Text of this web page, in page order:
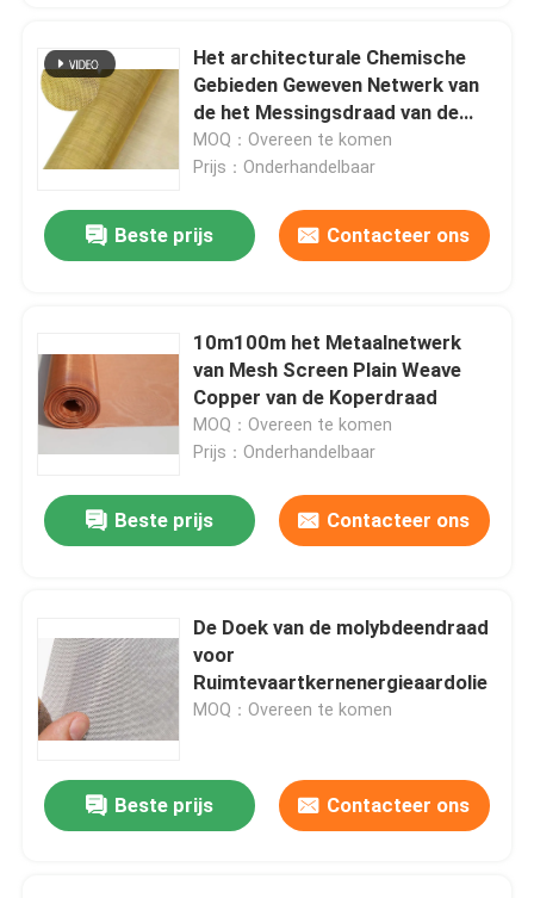
Het architecturale Chemische
Gebieden Geweven Netwerk van
de het Messingsdraad van de
Draaddoek Decoratieve
MOQ：Overeen te komen
Prijs：Onderhandelbaar
Beste prijs Contacteer ons
10m100m het Metaalnetwerk
van Mesh Screen Plain Weave
Copper van de Koperdraad
MOQ：Overeen te komen
Prijs：Onderhandelbaar
Beste prijs Contacteer ons
De Doek van de molybdeendraad
voor
Ruimtevaartkernenergieaardolie
MOQ：Overeen te komen
Beste prijs Contacteer ons